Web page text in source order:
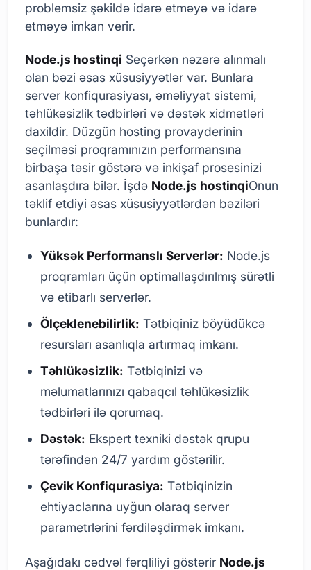
problemsiz şəkildə idarə etməyə və idarə
etməyə imkan verir.
Node.js hostinqi Seçərkən nəzərə alınmalı
olan bəzi əsas xüsusiyyətlər var. Bunlara
server konfiqurasiyası, əməliyyat sistemi,
təhlükəsizlik tədbirləri və dəstək xidmətləri
daxildir. Düzgün hosting provayderinin
seçilməsi proqramınızın performansına
birbaşa təsir göstərə və inkişaf prosesinizi
asanlaşdıra bilər. İşdə Node.js hostinqiOnun
təklif etdiyi əsas xüsusiyyətlərdən bəziləri
bunlardır:
Yüksək Performanslı Serverlər: Node.js
proqramları üçün optimallaşdırılmış sürətli
və etibarlı serverlər.
Ölçeklenebilirlik: Tətbiqiniz böyüdükcə
resursları asanlıqla artırmaq imkanı.
Təhlükəsizlik: Tətbiqinizi və
məlumatlarınızı qabaqcıl təhlükəsizlik
tədbirləri ilə qorumaq.
Dəstək: Ekspert texniki dəstək qrupu
tərəfindən 24/7 yardım göstərilir.
Çevik Konfiqurasiya: Tətbiqinizin
ehtiyaclarına uyğun olaraq server
parametrlərini fərdiləşdirmək imkanı.
Aşağıdakı cədvəl fərqliliyi göstərir Node.js